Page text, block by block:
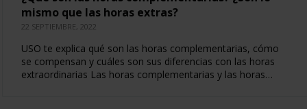
mismo que las horas extras?
22 SEPTIEMBRE, 2022
USO te explica qué son las horas complementarias, cómo
se compensan y cuáles son sus diferencias con las horas
extraordinarias Las horas complementarias y las horas…